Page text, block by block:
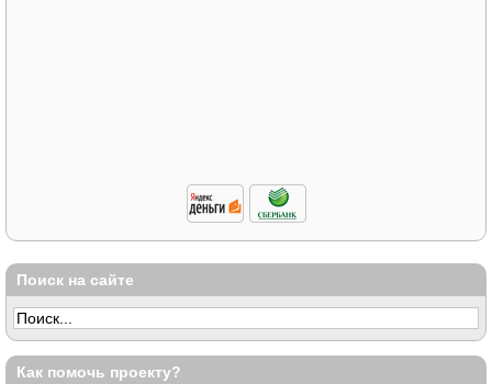
Поиск на сайте
Как помочь проекту?